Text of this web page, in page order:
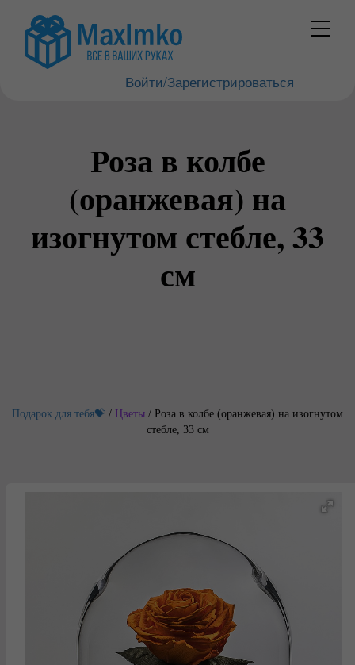
Войти/Зарегистрироваться
Роза в колбе
(оранжевая) на
изогнутом стебле, 33
см
Подарок для тебя💝 / Цветы / Роза в колбе (оранжевая) на изогнутом
стебле, 33 см